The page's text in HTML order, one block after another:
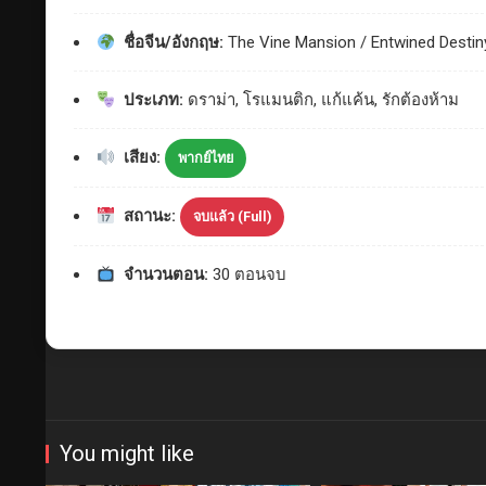
ชื่อจีน/อังกฤษ: The Vine Mansion / Entwined
ประเภท: ดราม่า, โรแมนติก, แก้แค้น, รักต้องห้าม
เสียง: พากย์ไทย
สถานะ: จบแล้ว (Full)
จำนวนตอน: 30 ตอนจบ
You might like